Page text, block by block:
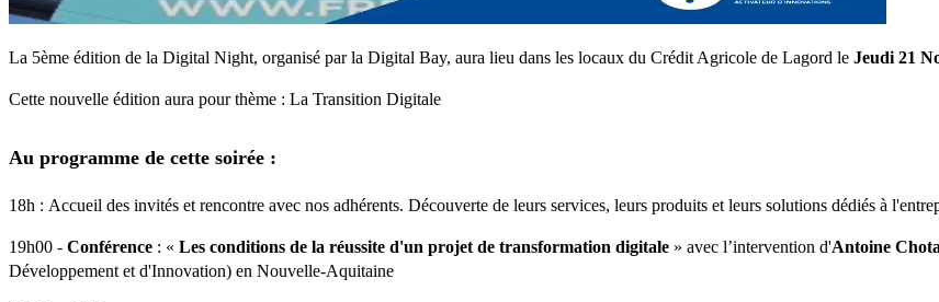
La 5ème édition de la Digital Night, organisé par la Digital Bay, aura lieu dans les locaux du Crédit Agricole de Lagord le Jeudi 21
Cette nouvelle édition aura pour thème : La Transition Digitale
Au programme de cette soirée :
18h : Accueil des invités et rencontre avec nos adhérents. Découverte de leurs services, leurs produits et leurs solutions dédiés à
19h00 - Conférence : « Les conditions de la réussite d'un projet de transformation digitale » avec l’intervention d'Antoine
Développement et d'​Innovation) en Nouvelle-Aquitaine